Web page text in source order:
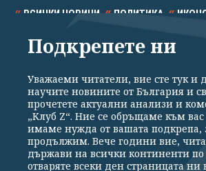
ВСИЧКИ НОВИНИ ПОЛИТИКА
СПОРТ КУЛТУРА ТЕХНОЛОГИИ
Общи условия
Политика за
Подкрепете ни
Уважаеми читатели, вие сте тук и
научите новините от България и
прочетете актуални анализи и
„Клуб Z“. Ние се обръщаме към вас
имаме нужда от вашата подкрепа,
продължим. Вече години вие,
държави на всички континенти по
отваряте всеки ден страницата ни